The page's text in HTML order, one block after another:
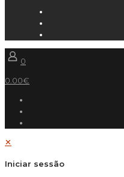
0
0.00€
✕
Iniciar sessão